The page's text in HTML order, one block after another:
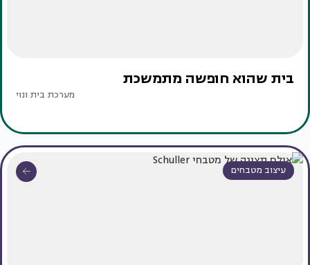
בית שהוא חופשה מתמשכת
מערכת בית ונוי
עיצוב מטבחים